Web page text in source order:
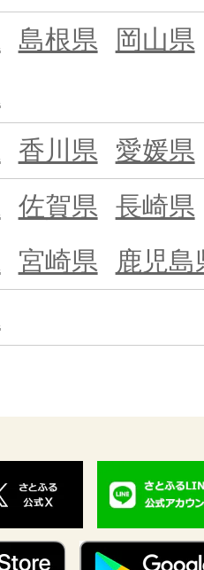
島根県
岡山県
香川県 愛媛県
佐賀県
長崎県
宮崎県
鹿児島